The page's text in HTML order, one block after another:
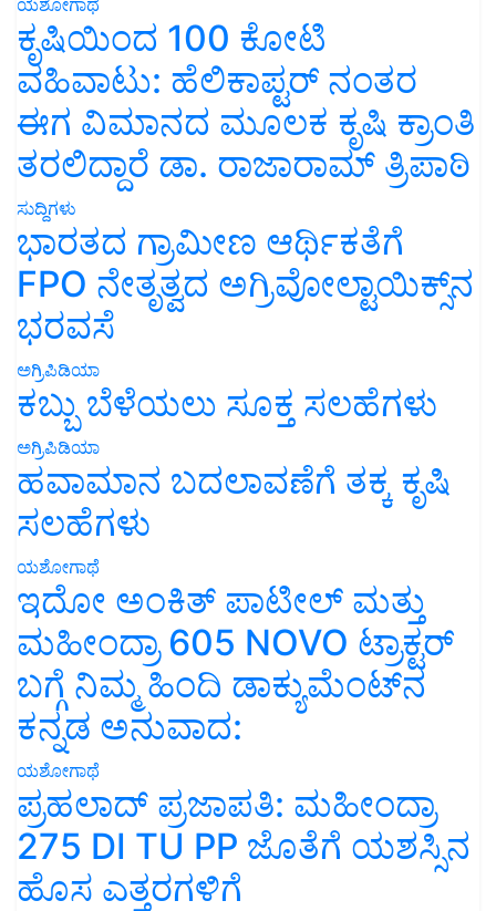
ಕೃಷಿಯಿಂದ 100 ಕೋಟಿ
ವಹಿವಾಟು: ಹೆಲಿಕಾಪ್ಟರ್ ನಂತರ
ಈಗ ವಿಮಾನದ ಮೂಲಕ ಕೃಷಿ ಕ್ರಾಂತಿ
ತರಲಿದ್ದಾರೆ ಡಾ. ರಾಜಾರಾಮ್ ತ್ರಿಪಾಠಿ
ಸುದ್ದಿಗಳು
ಭಾರತದ ಗ್ರಾಮೀಣ ಆರ್ಥಿಕತೆಗೆ
FPO ನೇತೃತ್ವದ ಅಗ್ರಿವೋಲ್ಟಾಯಿಕ್ಸ್‌ನ
ಭರವಸೆ
ಅಗ್ರಿಪಿಡಿಯಾ
ಕಬ್ಬು ಬೆಳೆಯಲು ಸೂಕ್ತ ಸಲಹೆಗಳು
ಅಗ್ರಿಪಿಡಿಯಾ
ಹವಾಮಾನ ಬದಲಾವಣೆಗೆ ತಕ್ಕ ಕೃಷಿ
ಸಲಹೆಗಳು
ಯಶೋಗಾಥೆ
ಇದೋ ಅಂಕಿತ್ ಪಾಟೀಲ್ ಮತ್ತು
ಮಹೀಂದ್ರಾ 605 NOVO ಟ್ರಾಕ್ಟರ್
ಬಗ್ಗೆ ನಿಮ್ಮ ಹಿಂದಿ ಡಾಕ್ಯುಮೆಂಟ್‌ನ
ಕನ್ನಡ ಅನುವಾದ:
ಯಶೋಗಾಥೆ
ಪ್ರಹಲಾದ್ ಪ್ರಜಾಪತಿ: ಮಹೀಂದ್ರಾ
275 DI TU PP ಜೊತೆಗೆ ಯಶಸ್ಸಿನ
ಹೊಸ ಎತ್ತರಗಳಿಗೆ